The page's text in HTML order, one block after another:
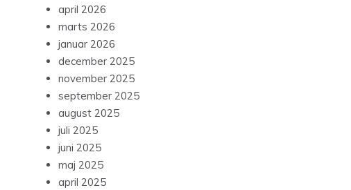
april 2026
marts 2026
januar 2026
december 2025
november 2025
september 2025
august 2025
juli 2025
juni 2025
maj 2025
april 2025